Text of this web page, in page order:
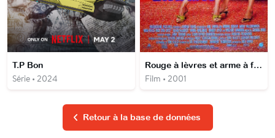
T.P Bon
Série • 2024
Rouge à lèvres et arme à feu
Film • 2001
Retour à la base de données